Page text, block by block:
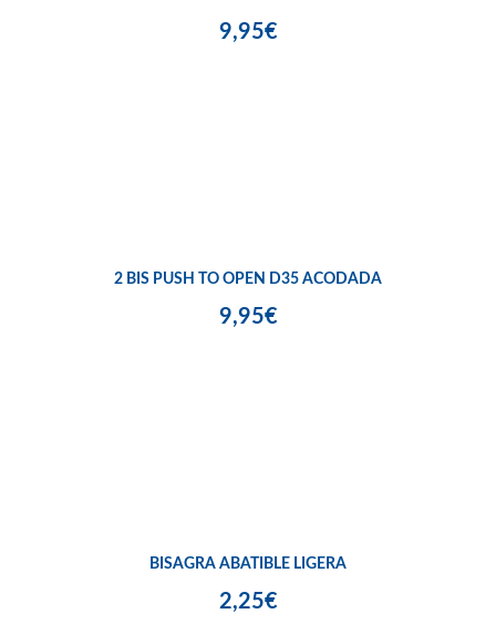
9,95€
2 BIS PUSH TO OPEN D35 ACODADA
9,95€
BISAGRA ABATIBLE LIGERA
2,25€